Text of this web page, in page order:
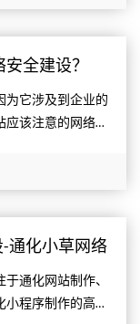
全建设？
为它涉及到企业的
该注意的网络安
通化小草网络
通化网站制作、
程序制作的高科